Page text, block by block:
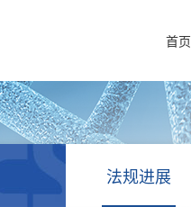
首页
法规进展